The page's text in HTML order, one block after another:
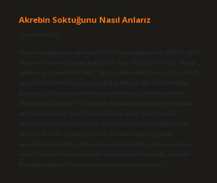
Akrebin Soktuğunu Nasıl Anlarız
Tarih: Ekim 10, 2024
Akrebin soktuğu yer nasıl olur? Akrebin soktuğu yerde şiddetli ağrı,
uyuşma ve karıncalanma, hafif şişlik ve sıcaklık görülebilir. Akrep
sokması ne zaman belli olur? Akrep sokmasından sonra çok şiddetli
ağrı hissedebilirsiniz. Ayrıca, sokulan bölgede ilk 5 ila 10 dakika
boyunca şişlik veya kızarıklık yaşayabilirsiniz. Akrebin zehirli
olduğu nasıl anlaşılır? Ülkemizde bulunan akrep türleri arasında
sarı renkli olanlar genellikle zehirlidir, siyah ve koyu renkli
akrepler ise zehirsizdir. Siyah akreplere tek ama önemli istisna,
ülkemizde tıbbi açıdan en önemli tür olan kalın kuyruklu
akrep/kara akreptir (Androctonus crassicauda). Akrep ne zaman
sokar? Akrepler yalnızca tehdit altında hissettiklerinde, örneğin
dokunulduğunda veya yanlışlıkla üzerine basıldığında…